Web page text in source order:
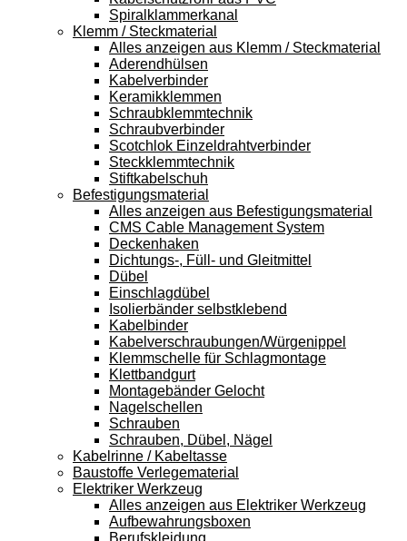
Spiralklammerkanal
Klemm / Steckmaterial
Alles anzeigen aus Klemm / Steckmaterial
Aderendhülsen
Kabelverbinder
Keramikklemmen
Schraubklemmtechnik
Schraubverbinder
Scotchlok Einzeldrahtverbinder
Steckklemmtechnik
Stiftkabelschuh
Befestigungsmaterial
Alles anzeigen aus Befestigungsmaterial
CMS Cable Management System
Deckenhaken
Dichtungs-, Füll- und Gleitmittel
Dübel
Einschlagdübel
Isolierbänder selbstklebend
Kabelbinder
Kabelverschraubungen/Würgenippel
Klemmschelle für Schlagmontage
Klettbandgurt
Montagebänder Gelocht
Nagelschellen
Schrauben
Schrauben, Dübel, Nägel
Kabelrinne / Kabeltasse
Baustoffe Verlegematerial
Elektriker Werkzeug
Alles anzeigen aus Elektriker Werkzeug
Aufbewahrungsboxen
Berufskleidung